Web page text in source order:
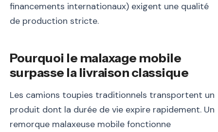
financements internationaux) exigent une qualité
de production stricte.
Pourquoi le malaxage mobile
surpasse la livraison classique
Les camions toupies traditionnels transportent un
produit dont la durée de vie expire rapidement.
remorque malaxeuse mobile fonctionne